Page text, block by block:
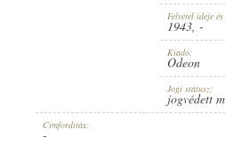
Felvétel ideje
1943, -
Kiadó:
Odeon
Jogi státusz:
jogvédett
Címfordítás:
-